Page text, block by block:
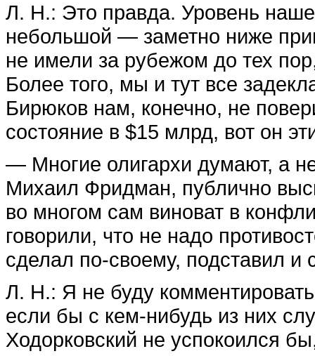
Л. Н.: Это правда. Уровень
небольшой — заметно ниже
не имели за рубежом до тех
Более того, мы и тут все
Бирюков нам, конечно, не
состояние в $15 млрд, вот он
— Многие олигархи думают, а
Михаил Фридман, публично
во многом сам виноват в
говорили, что не надо
сделал по-своему, подставил
Л. Н.: Я не буду
если бы с кем-нибудь из них
Ходорковский не успокоился